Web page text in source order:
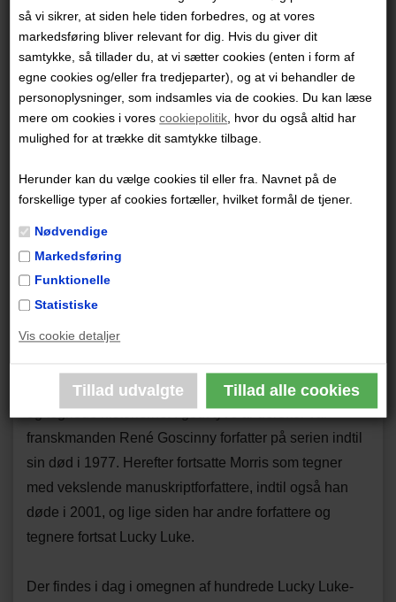
så vi sikrer, at siden hele tiden forbedres, og at vores
markedsføring bliver relevant for dig. Hvis du giver dit
samtykke, så tillader du, at vi sætter cookies (enten i form af
egne cookies og/eller fra tredjeparter), og at vi behandler de
personoplysninger, som indsamles via de cookies. Du kan læse
mere om cookies i vorescookiepolitik, hvor du også altid har
mulighed for at trække dit samtykke tilbage.
Herunder kan du vælge cookies til eller fra. Navnet på de
forskellige typer af cookies fortæller, hvilket formål de tjener.
Nødvendige
Markedsføring
Funktionelle
Statistiske
Vis cookie detaljer
serie – i en vis konkurrence med Tintin og Asterix, men
fordi der var et stort antal Lucky Luke-album »på
lager«, kunne de oversættes og udgives i en lind
strøm. Visse år udkom der seks album i førsteoplag på
75.000 eksemplarer, og det samlede salg i løbet af et
år oversteg ofte en halv million eksemplarer.
Den tilbagelænede cowboy, hurtigere end sin egen
de forældreløse børns forsvarer tog danskernes hjerter
med storm, og i mere end et halvt århundrede er der
siden udgivet nye album med Lucky Luke og hans
trofaste ganger, Jolly Jumper.
Morris i 1946, der indtil midten af 1950’erne både skrev
og tegnede historierne. I godt tyve år derefter var
franskmanden René Goscinny forfatter på serien indtil
sin død i 1977. Herefter fortsatte Morris som tegner
med vekslende manuskriptforfattere, indtil også han
døde i 2001, og lige siden har andre forfattere og
tegnere fortsat Lucky Luke.
Der findes i dag i omegnen af hundrede Lucky Luke-